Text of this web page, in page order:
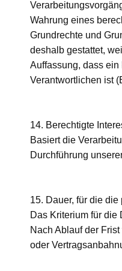
Wahrung eines
Grundrechte und
deshalb gestattet,
Auffassung, dass
Verantwortlichen ist
14. Berechtigte
Basiert die
Durchführung
15. Dauer, für die
Das Kriterium für
Nach Ablauf der
oder